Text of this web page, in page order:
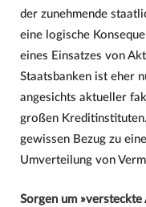
der zunehmende
eine logische
eines Einsatzes von
Staatsbanken ist eher
angesichts aktueller
großen
gewissen Bezug zu
Umverteilung von
Sorgen um »versteckte